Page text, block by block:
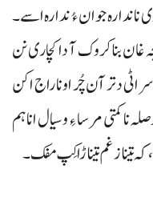
نا ندارہ جوان ءُ ندارہ اسے۔
غان بنا کروک آ دا کچاری نن
اٹی دتر آن چُر اونا راج اکن
کمتی مرسا ءِ و سیال انا ہم
تینا زغم تیناڑا کِپ مفک۔